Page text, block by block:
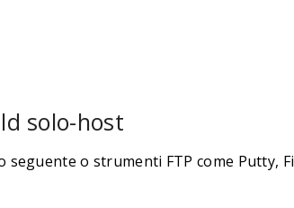
solo-host
o strumenti FTP come Putty,